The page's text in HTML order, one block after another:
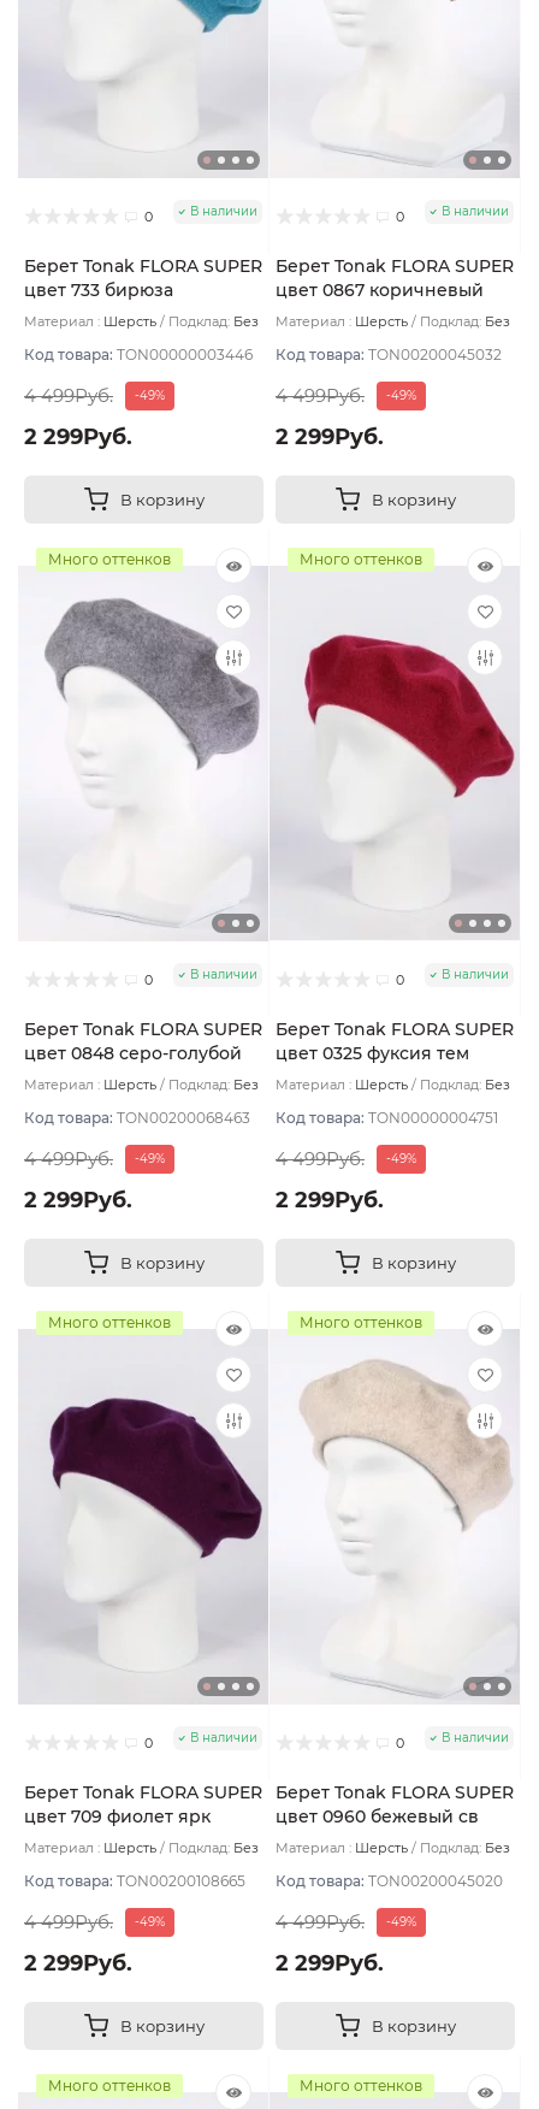
0 В наличии
Берет Tonak FLORA SUPER
цвет 733 бирюза
Материал : Шерсть Подклад: Без
Код товара: TON00000003446
4 499Руб. -49%
2 299Руб.
В корзину
0 В наличии
Берет Tonak FLORA SUPER
цвет 0867 коричневый
тем
Материал : Шерсть Подклад: Без
Код товара: TON00200045032
4 499Руб. -49%
2 299Руб.
В корзину
Много оттенков
0 В наличии
Берет Tonak FLORA SUPER
цвет 0848 серо-голубой
Материал : Шерсть Подклад: Без
Код товара: TON00200068463
4 499Руб. -49%
2 299Руб.
В корзину
Много оттенков
0 В наличии
Берет Tonak FLORA SUPER
цвет 0325 фуксия тем
Материал : Шерсть Подклад: Без
Код товара: TON00000004751
4 499Руб. -49%
2 299Руб.
В корзину
Много оттенков
0 В наличии
Берет Tonak FLORA SUPER
цвет 709 фиолет ярк
Материал : Шерсть Подклад: Без
Код товара: TON00200108665
4 499Руб. -49%
2 299Руб.
В корзину
Много оттенков
0 В наличии
Берет Tonak FLORA SUPER
цвет 0960 бежевый св
Материал : Шерсть Подклад: Без
Код товара: TON00200045020
4 499Руб. -49%
2 299Руб.
В корзину
Много оттенков Много оттенков